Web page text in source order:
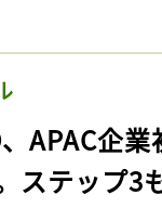
APAC企
ステップ3
入りに
ンが必